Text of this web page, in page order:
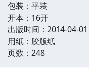
包装：平装
开本：16开
出版时间：2014-04-01
用纸：胶版纸
页数：248